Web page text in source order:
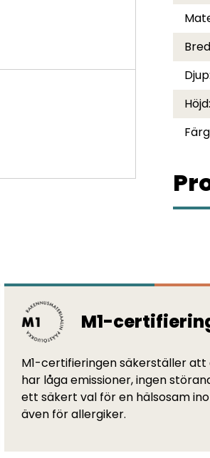
Djup:
Höjd:
M1-
M1-certifieringen säkerställer
har låga emissioner, ingen
ett säkert val för en hälsosam
även för allergiker.